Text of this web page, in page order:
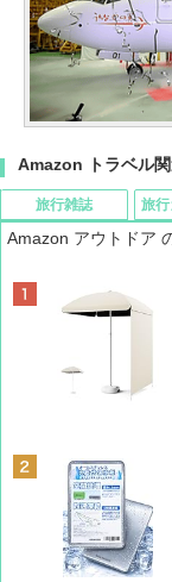
Amazon トラベル
旅行雑誌 旅
Amazon アウトドア